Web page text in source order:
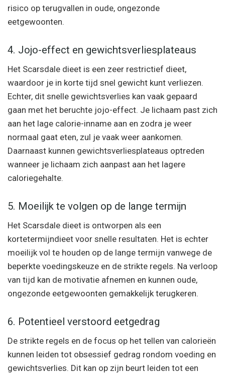
risico op terugvallen in oude, ongezonde
eetgewoonten.
4. Jojo-effect en gewichtsverliesplateaus
Het Scarsdale dieet is een zeer restrictief dieet,
waardoor je in korte tijd snel gewicht kunt verliezen.
Echter, dit snelle gewichtsverlies kan vaak gepaard
gaan met het beruchte jojo-effect. Je lichaam past zich
aan het lage calorie-inname aan en zodra je weer
normaal gaat eten, zul je vaak weer aankomen.
Daarnaast kunnen gewichtsverliesplateaus optreden
wanneer je lichaam zich aanpast aan het lagere
caloriegehalte.
5. Moeilijk te volgen op de lange termijn
Het Scarsdale dieet is ontworpen als een
kortetermijndieet voor snelle resultaten. Het is echter
moeilijk vol te houden op de lange termijn vanwege de
beperkte voedingskeuze en de strikte regels. Na verloop
van tijd kan de motivatie afnemen en kunnen oude,
ongezonde eetgewoonten gemakkelijk terugkeren.
6. Potentieel verstoord eetgedrag
De strikte regels en de focus op het tellen van calorieën
kunnen leiden tot obsessief gedrag rondom voeding en
gewichtsverlies. Dit kan op zijn beurt leiden tot een